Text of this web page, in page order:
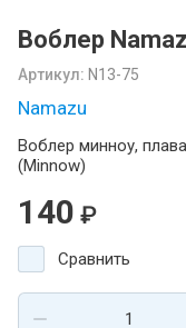
Воблер
Артикул: N13-75
Namazu
Воблер минноу,
(Minnow)
140 ₽
Сравнить